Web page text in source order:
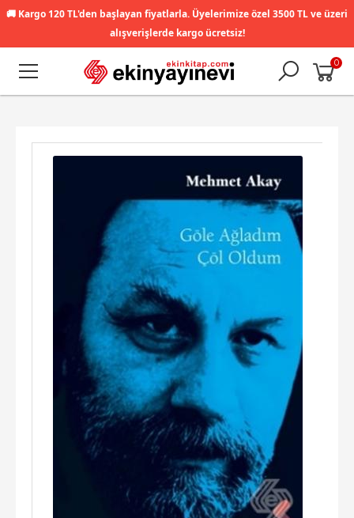
🚚 Kargo 120 TL'den başlayan fiyatlarla. Üyelerimize özel 3500 TL ve üzeri
alışverişlerde kargo ücretsiz!
0